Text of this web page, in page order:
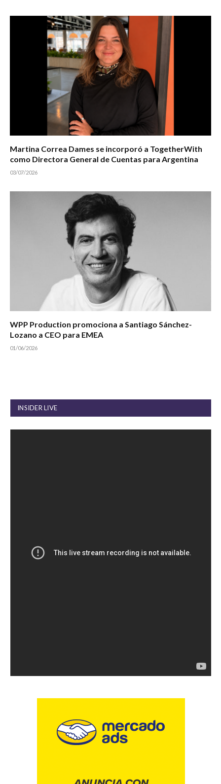
Martina Correa Dames se incorporó a TogetherWith
como Directora General de Cuentas para Argentina
03/07/2026
WPP Production promociona a Santiago Sánchez-
Lozano a CEO para EMEA
01/06/2026
INSIDER LIVE